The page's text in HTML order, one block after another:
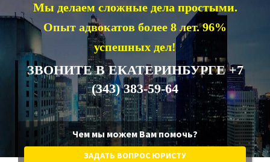
Мы делаем сложные дела простыми.
Опыт адвокатов более 8 лет. 96%
успешных дел!
ЗВОНИТЕ В ЕКАТЕРИНБУРГЕ +7
(343) 383-59-64
Чем мы можем Вам помочь?
ЗАДАТЬ ВОПРОС ЮРИСТУ